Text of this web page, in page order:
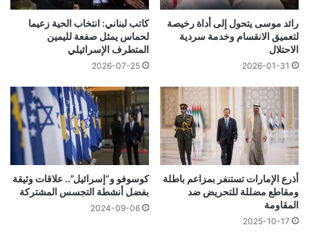
رائد موسى يتحول إلى أداة رخيصة
لتعميق الانقسام وخدمة سردية
الاحتلال
2026-01-31
كاتب لبناني: انتخاب الحية زعيما
لحماس يمثل صفعة لليمين
المتطرف الإسرائيلي
2026-07-25
أذرع الإمارات تستنفر بمزاعم باطلة
ومقاطع مضللة للتحريض ضد
المقاومة
2025-10-17
كوسوفو و”إسرائيل”.. علاقات وثيقة
بفضل أنشطة التجسس المشتركة
2024-09-06